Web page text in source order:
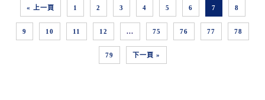
« 上一頁 1 2 3 4 5 6 7 8
9 10 11 12 ... 75 76 77 78
79 下一頁 »